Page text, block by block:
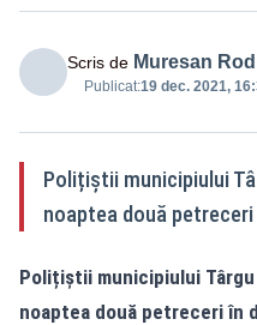
Scris de Muresan
Publicat:19 dec. 2021,
Polițiștii municipiului
noaptea două petreceri
Polițiștii municipiului
noaptea două petreceri în